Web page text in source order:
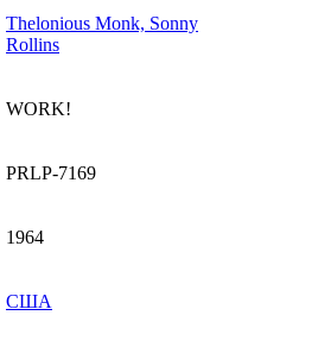
Thelonious Monk, Sonny
Rollins
WORK!
PRLP-7169
1964
США